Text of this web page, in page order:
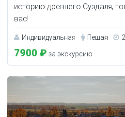
историю древнего Суздаля,
вас!
Индивидуальная Пешая
7900 ₽ за экскурсию